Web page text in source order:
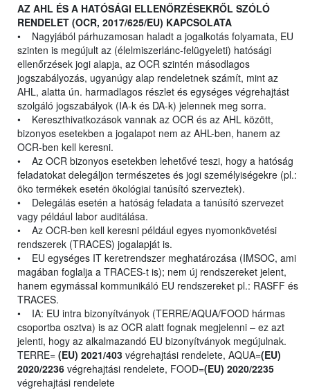
AZ AHL ÉS A HATÓSÁGI ELLENŐRZÉSEKRŐL SZÓLÓ
RENDELET (OCR, 2017/625/EU) KAPCSOLATA
• Nagyjából párhuzamosan haladt a jogalkotás folyamata, EU
szinten is megújult az (élelmiszerlánc-felügyeleti) hatósági
ellenőrzések jogi alapja, az OCR szintén másodlagos
jogszabályozás, ugyanúgy alap rendeletnek számít, mint az
AHL, alatta ún. harmadlagos részlet és egységes végrehajtást
szolgáló jogszabályok (IA-k és DA-k) jelennek meg sorra.
• Kereszthivatkozások vannak az OCR és az AHL között,
bizonyos esetekben a jogalapot nem az AHL-ben, hanem az
OCR-ben kell keresni.
• Az OCR bizonyos esetekben lehetővé teszi, hogy a hatóság
feladatokat delegáljon természetes és jogi személyiségekre (pl.:
öko termékek esetén ökológiai tanúsító szerveztek).
• Delegálás esetén a hatóság feladata a tanúsító szervezet
vagy például labor auditálása.
• Az OCR-ben kell keresni például egyes nyomonkövetési
rendszerek (TRACES) jogalapját is.
• EU egységes IT keretrendszer meghatározása (IMSOC, ami
magában foglalja a TRACES-t is); nem új rendszereket jelent,
hanem egymással kommunikáló EU rendszereket pl.: RASFF és
TRACES.
• IA: EU intra bizonyítványok (TERRE/AQUA/FOOD hármas
csoportba osztva) is az OCR alatt fognak megjelenni – ez azt
jelenti, hogy az alkalmazandó EU bizonyítványok megújulnak.
TERRE= (EU) 2021/403 végrehajtási rendelete, AQUA=(EU)
2020/2236 végrehajtási rendelete, FOOD=(EU) 2020/2235
végrehajtási rendelete